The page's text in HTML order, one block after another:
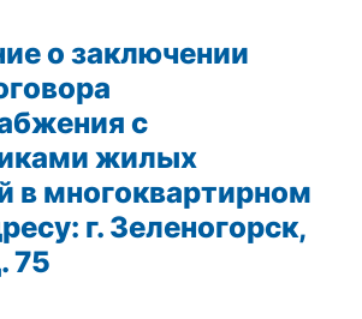
о заключении
с
жилых
в многоквартирном
г. Зеленогорск,
75